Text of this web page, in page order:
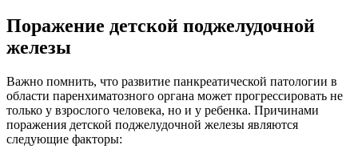
Поражение детской поджелудочной
железы
Важно помнить, что развитие панкреатической патологии в
области паренхиматозного органа может прогрессировать не
только у взрослого человека, но и у ребенка. Причинами
поражения детской поджелудочной железы являются
следующие факторы: